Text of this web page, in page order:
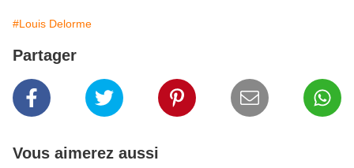
#Louis Delorme
Partager
Vous aimerez aussi